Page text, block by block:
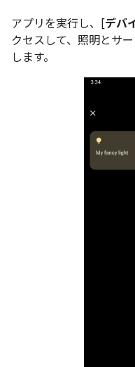
アプリを実行し、[デバ
クセスして、照明とサ
します。